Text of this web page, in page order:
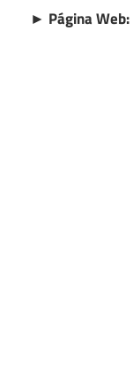
► Página Web: